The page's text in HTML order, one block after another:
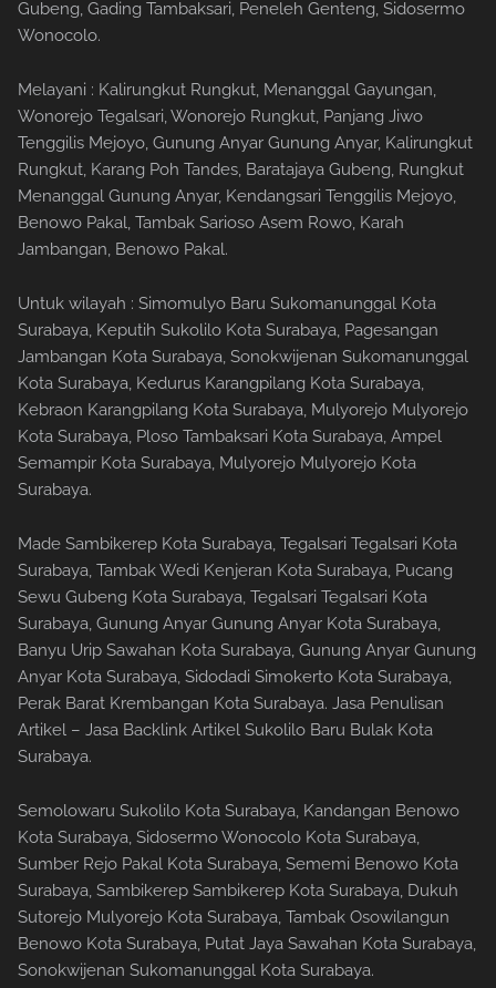
Gubeng, Gading Tambaksari, Peneleh Genteng, Sidosermo
Wonocolo.
Melayani : Kalirungkut Rungkut, Menanggal Gayungan,
Wonorejo Tegalsari, Wonorejo Rungkut, Panjang Jiwo
Tenggilis Mejoyo, Gunung Anyar Gunung Anyar, Kalirungkut
Rungkut, Karang Poh Tandes, Baratajaya Gubeng, Rungkut
Menanggal Gunung Anyar, Kendangsari Tenggilis Mejoyo,
Benowo Pakal, Tambak Sarioso Asem Rowo, Karah
Jambangan, Benowo Pakal.
Untuk wilayah : Simomulyo Baru Sukomanunggal Kota
Surabaya, Keputih Sukolilo Kota Surabaya, Pagesangan
Jambangan Kota Surabaya, Sonokwijenan Sukomanunggal
Kota Surabaya, Kedurus Karangpilang Kota Surabaya,
Kebraon Karangpilang Kota Surabaya, Mulyorejo Mulyorejo
Kota Surabaya, Ploso Tambaksari Kota Surabaya, Ampel
Semampir Kota Surabaya, Mulyorejo Mulyorejo Kota
Surabaya.
Made Sambikerep Kota Surabaya, Tegalsari Tegalsari Kota
Surabaya, Tambak Wedi Kenjeran Kota Surabaya, Pucang
Sewu Gubeng Kota Surabaya, Tegalsari Tegalsari Kota
Surabaya, Gunung Anyar Gunung Anyar Kota Surabaya,
Banyu Urip Sawahan Kota Surabaya, Gunung Anyar Gunung
Anyar Kota Surabaya, Sidodadi Simokerto Kota Surabaya,
Perak Barat Krembangan Kota Surabaya. Jasa Penulisan
Artikel – Jasa Backlink Artikel Sukolilo Baru Bulak Kota
Surabaya.
Semolowaru Sukolilo Kota Surabaya, Kandangan Benowo
Kota Surabaya, Sidosermo Wonocolo Kota Surabaya,
Sumber Rejo Pakal Kota Surabaya, Sememi Benowo Kota
Surabaya, Sambikerep Sambikerep Kota Surabaya, Dukuh
Sutorejo Mulyorejo Kota Surabaya, Tambak Osowilangun
Benowo Kota Surabaya, Putat Jaya Sawahan Kota Surabaya,
Sonokwijenan Sukomanunggal Kota Surabaya.